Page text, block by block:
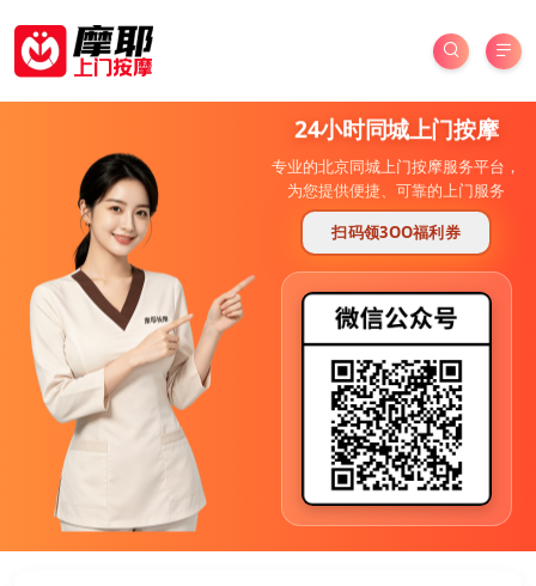
24小时同城上门按摩
专业的北京同城上门按摩服务平台，
为您提供便捷、可靠的上门服务
扫码领3OO福利券